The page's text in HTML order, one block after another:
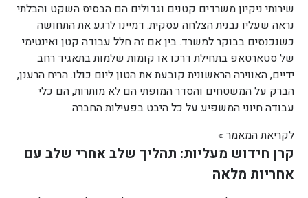
שירותי ניקיון משרדים קטנים וגדולים הם הבסיס השקט והבלתי
נראה שעליו נבנית הצלחה עסקית. דמיינו לרגע את התחושה
כשנכנסים בבוקר למשרד. בין אם זה חלל עבודה קטן ואינטימי
של סטארטאפ בתחילת דרכו או קומות שלמות בתאגיד רחב
ידיים, האווירה הראשונית קובעת את הטון ליום כולו. הריח הרענן,
הברק על המשטחים והסדר המופתי הם לא מותרות, הם כלי
עבודה חיוני המשפיע על כל היבט בפעילות החברה.
לקריאת המאמר »
קרן חידוש מעליות: תהליך שלב אחרי שלב עם
אחריות מלאה